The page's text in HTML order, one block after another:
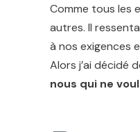
Comme tous les
autres. Il
à nos exigences
Alors j’ai décidé
nous qui ne